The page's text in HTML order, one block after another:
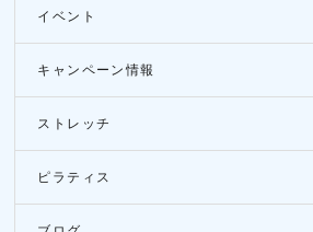
イベント
キャンペーン情報
ストレッチ
ピラティス